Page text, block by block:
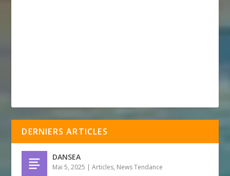
DERNIERS ARTICLES
DANSEA
Mai 5, 2025 |Articles, News Tendance